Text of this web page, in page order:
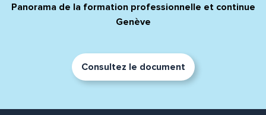
Panorama de la formation professionnelle et continue
Genève
Consultez le document